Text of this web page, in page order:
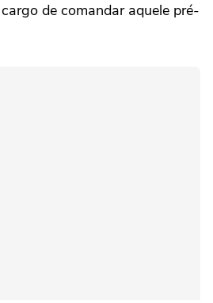
de comandar aquele pré-